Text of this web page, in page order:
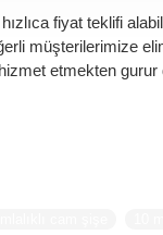
fiyat teklifi
müşterilerimize
etmekten gurur